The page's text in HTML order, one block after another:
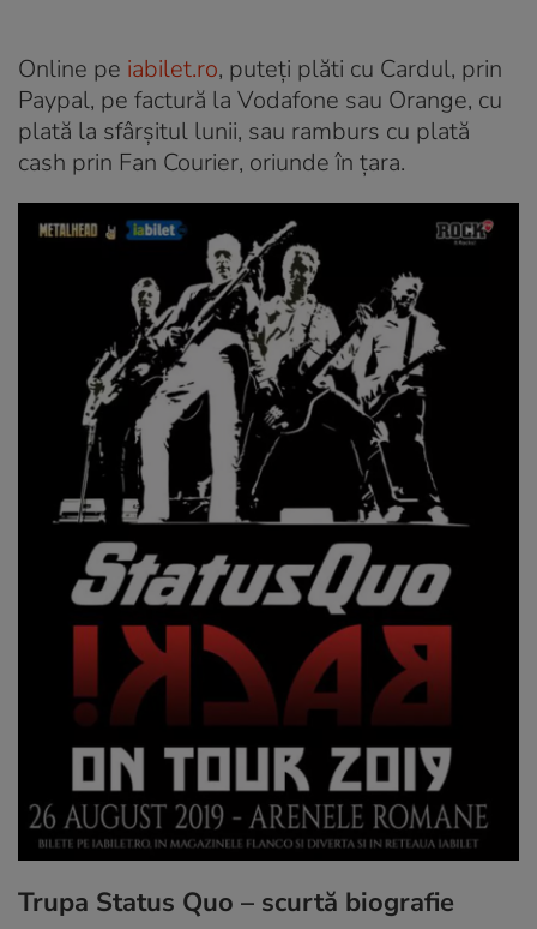
Online pe iabilet.ro, puteți plăti cu Cardul, prin
Paypal, pe factură la Vodafone sau Orange, cu
plată la sfârșitul lunii, sau ramburs cu plată
cash prin Fan Courier, oriunde în țara.
Trupa Status Quo – scurtă biografie